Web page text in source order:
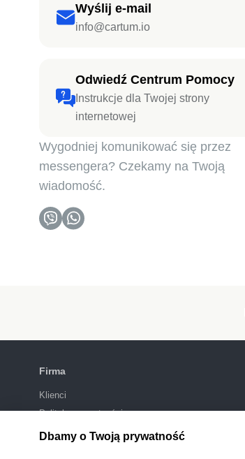
Wyślij e-mail
info@cartum.io
Odwiedź Centrum Pomocy
Instrukcje dla Twojej strony
internetowej
Wygodniej komunikować się przez
messengera? Czekamy na Twoją
wiadomość.
Firma
Klienci
Polityka prywatności
Dbamy o Twoją prywatność